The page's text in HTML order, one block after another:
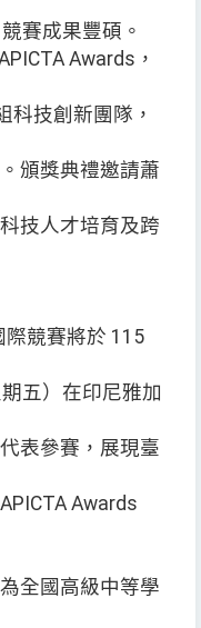
賽成果豐碩。
Awards，
科技創新團隊，
頒獎典禮邀請蕭
技人才培育及跨
際競賽將於 115
五）在印尼雅加
表參賽，展現臺
Awards
全國高級中等學